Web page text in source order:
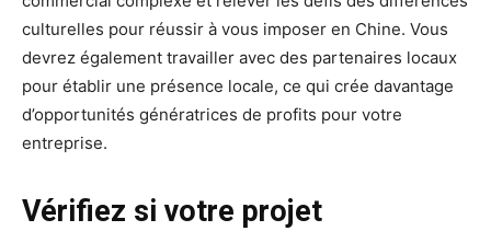
culturelles pour réussir à vous imposer en Chine. Vous
devrez également travailler avec des partenaires locaux
pour établir une présence locale, ce qui crée davantage
d’opportunités génératrices de profits pour votre
entreprise.
Vérifiez si votre projet